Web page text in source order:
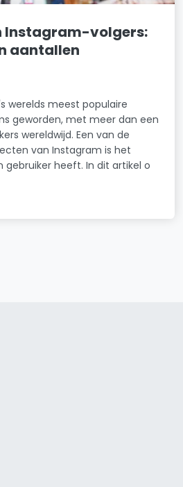
Instagram-volgers:
aantallen
werelds meest populaire
geworden, met meer dan een
wereldwijd. Een van de
van Instagram is het
gebruiker heeft. In dit artikel o